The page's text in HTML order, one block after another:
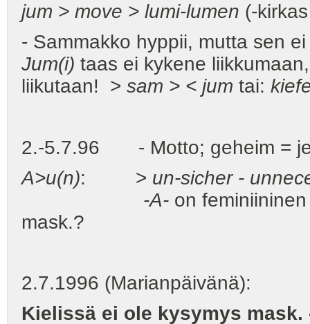
jum > move > lumi-lumen (-
- Sammakko hyppii, mutta sen
Jum(i) taas ei kykene
liikutaan! > sam > < jum tai:
2.-5.7.96 - Motto; geheim = je
A>u(n): > un-sicher -
-A- on
mask.?
2.7.1996 (Marianpäivänä):
Kielissä ei ole kysymys